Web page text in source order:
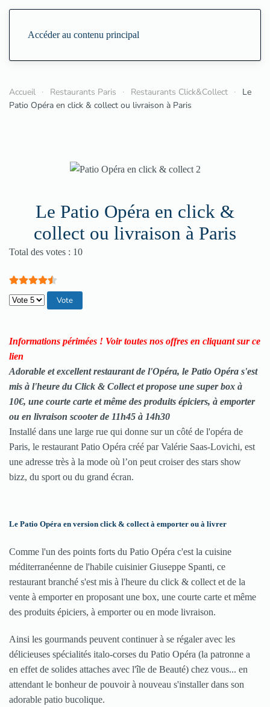
Accéder au contenu principal
Accueil Restaurants Paris Restaurants Click&Collect
Le
Patio Opéra en click & collect ou livraison à Paris
Le Patio Opéra en click &
collect ou livraison à Paris
Vote utilisateur: 4.5/
Total des votes : 10
Veuillez voter
Informations périmées ! Voir toutes nos offres en cliquant sur ce
lien
Adorable et excellent restaurant de l'Opéra, le Patio Opéra s'est
mis à l'heure du Click & Collect et propose une super box à
10€, une courte carte et même des produits épiciers, à emporter
ou en livraison scooter de 11h45 à 14h30
Installé dans une large rue qui donne sur un côté de l'opéra de
Paris, le restaurant Patio Opéra créé par Valérie Saas-Lovichi, est
une adresse très à la mode où l’on peut croiser des stars show
bizz, du sport ou du grand écran.
Le Patio Opéra en version click & collect à emporter ou à livrer
Comme l'un des points forts du Patio Opéra c'est la cuisine
méditerranéenne de l'habile cuisinier Giuseppe Spanti, ce
restaurant branché s'est mis à l'heure du click & collect et de la
vente à emporter en proposant une box, une courte carte et même
des produits épiciers, à emporter ou en mode livraison.
Ainsi les gourmands peuvent continuer à se régaler avec les
délicieuses spécialités italo-corses du Patio Opéra (la patronne a
en effet de solides attaches avec l'île de Beauté) chez vous... en
attendant le bonheur de pouvoir à nouveau s'installer dans son
adorable patio bucolique.